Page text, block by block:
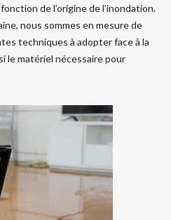
de l’origine de l’inondation.
nous sommes en mesure de
techniques à adopter face à la
le matériel nécessaire pour